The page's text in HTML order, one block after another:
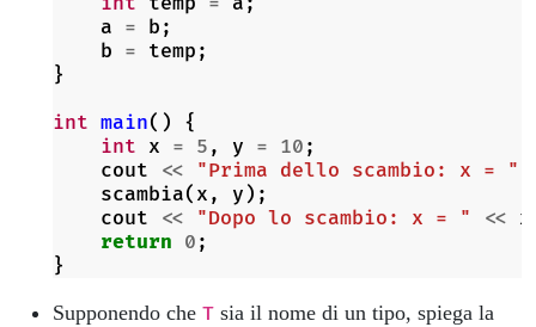
a = b ;
b = temp ;
}
int main()
{
int x = 5 , y = 10 ;
cout
<< "Prima dello scambio: x = "
scambia( x , y );
cout
<< "Dopo lo scambio: x = " << x
return 0 ;
}
Supponendo che T sia il nome di un tipo, spiega la